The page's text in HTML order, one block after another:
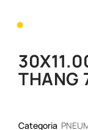
•
THANG
Categoria